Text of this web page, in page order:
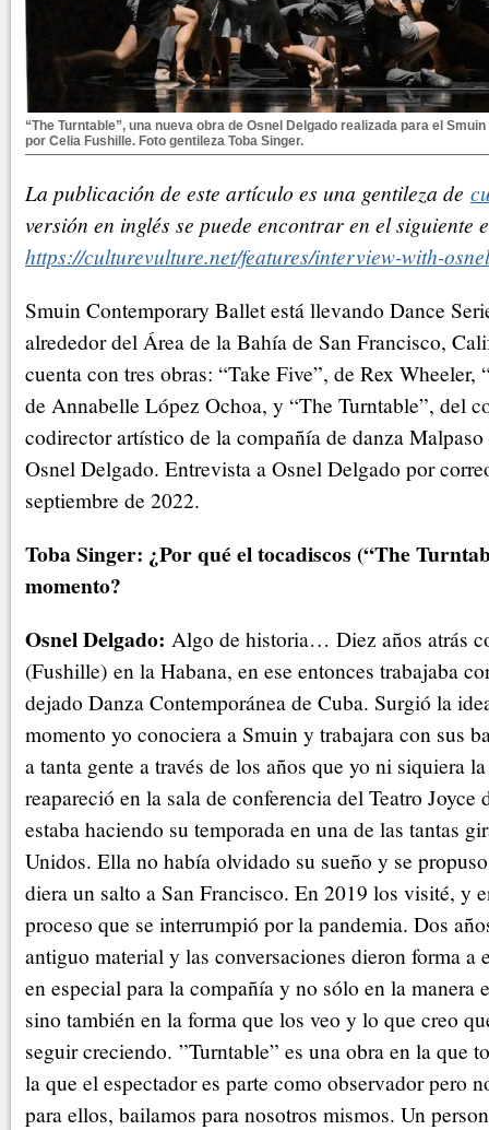
“The Turntable”, una nueva obra de Osnel Delgado realizada para el
por Celia Fushille. Foto gentileza Toba Singer.
La publicación de este artículo es una gentileza de
versión en inglés se puede encontrar en el siguiente
https://culturevulture.net/features/interview-with-
Smuin Contemporary Ballet está llevando Dance
alrededor del Área de la Bahía de San Francisco,
cuenta con tres obras: “Take Five”, de Rex Wheeler,
de Annabelle López Ochoa, y “The Turntable”, del
codirector artístico de la compañía de danza
Osnel Delgado. Entrevista a Osnel Delgado por
septiembre de 2022.
Toba Singer: ¿Por qué el tocadiscos (“The
momento?
Osnel Delgado: Algo de historia… Diez años atrás
(Fushille) en la Habana, en ese entonces trabajaba
dejado Danza Contemporánea de Cuba. Surgió la
momento yo conociera a Smuin y trabajara con sus
a tanta gente a través de los años que yo ni siquiera
reapareció en la sala de conferencia del Teatro
estaba haciendo su temporada en una de las tantas
Unidos. Ella no había olvidado su sueño y se
diera un salto a San Francisco. En 2019 los visité, y
proceso que se interrumpió por la pandemia. Dos
antiguo material y las conversaciones dieron forma a
en especial para la compañía y no sólo en la manera
sino también en la forma que los veo y lo que creo
seguir creciendo. ”Turntable” es una obra en la que
la que el espectador es parte como observador pero
para ellos, bailamos para nosotros mismos. Un